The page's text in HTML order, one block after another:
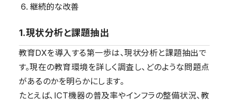
継続的な改善
1.現状分析と課題抽出
教育DXを導入する第一歩は、現状分析と課題抽出で
す。現在の教育環境を詳しく調査し、どのような問題点
があるのかを明らかにします。
たとえば、ICT機器の普及率やインフラの整備状況、教